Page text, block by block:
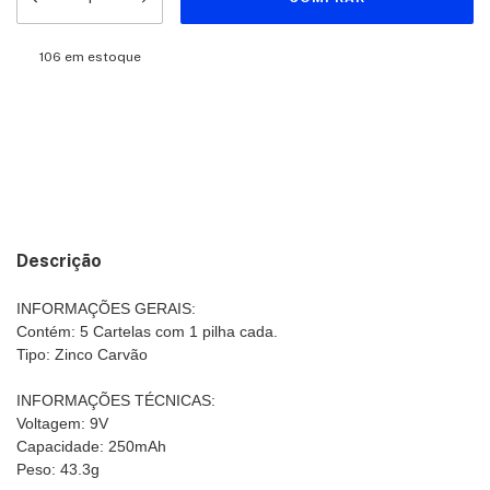
106 em estoque
Descrição
INFORMAÇÕES GERAIS:
Contém: 5 Cartelas com 1 pilha cada.
Tipo: Zinco Carvão
INFORMAÇÕES TÉCNICAS:
Voltagem: 9V
Capacidade: 250mAh
Peso: 43.3g